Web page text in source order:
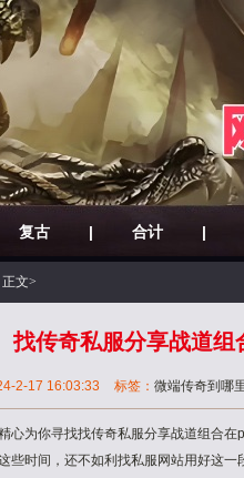
复古 | 合计 |
文>
找传奇私服分享战道
2-17 16:03:33 标签： 微端传奇到哪
心为你寻找找传奇私服分享战道组合在
些时间，还不如利找私服网站用好这